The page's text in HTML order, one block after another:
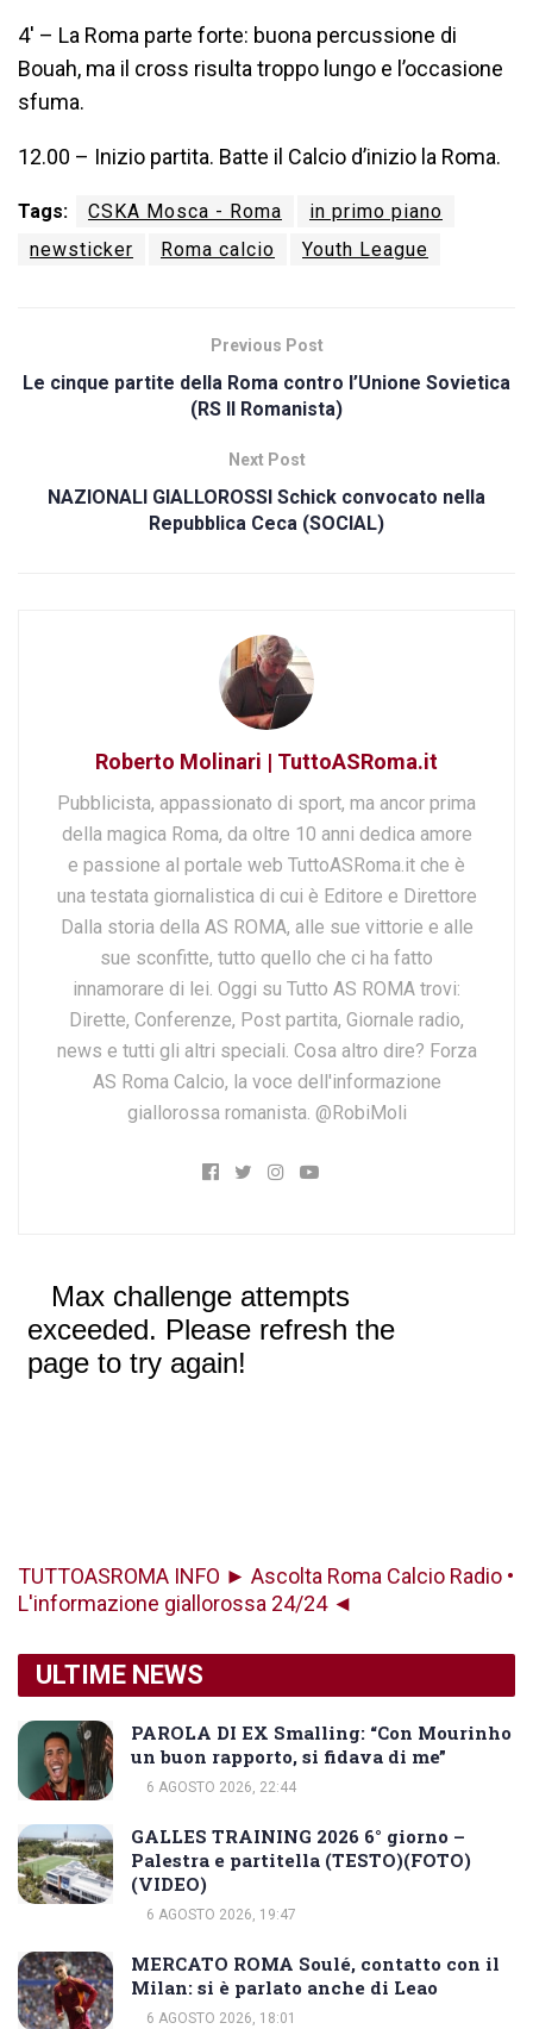
4′ – La Roma parte forte: buona percussione di
Bouah, ma il cross risulta troppo lungo e l’occasione
sfuma.
12.00 – Inizio partita. Batte il Calcio d’inizio la Roma.
Tags: CSKA Mosca - Roma
in primo piano
newsticker
Roma calcio Youth League
Previous Post
Le cinque partite della Roma contro l’Unione Sovietica
(RS Il Romanista)
Next Post
NAZIONALI GIALLOROSSI Schick convocato nella
Repubblica Ceca (SOCIAL)
Roberto Molinari | TuttoASRoma.it
Pubblicista, appassionato di sport, ma ancor prima
della magica Roma, da oltre 10 anni dedica amore
e passione al portale web TuttoASRoma.it che è
una testata giornalistica di cui è Editore e Direttore
Dalla storia della AS ROMA, alle sue vittorie e alle
sue sconfitte, tutto quello che ci ha fatto
innamorare di lei. Oggi su Tutto AS ROMA trovi:
Dirette, Conferenze, Post partita, Giornale radio,
news e tutti gli altri speciali. Cosa altro dire? Forza
AS Roma Calcio, la voce dell'informazione
giallorossa romanista. @RobiMoli
TUTTOASROMA INFO ► Ascolta Roma Calcio Radio •
L'informazione giallorossa 24/24 ◄
ULTIME NEWS
PAROLA DI EX Smalling: “Con Mourinho
un buon rapporto, si fidava di me”
6 AGOSTO 2026, 22:44
GALLES TRAINING 2026 6° giorno –
Palestra e partitella (TESTO)(FOTO)
(VIDEO)
6 AGOSTO 2026, 19:47
MERCATO ROMA Soulé, contatto con il
Milan: si è parlato anche di Leao
6 AGOSTO 2026, 18:01